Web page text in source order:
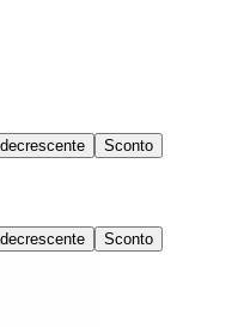
Sconto
Sconto